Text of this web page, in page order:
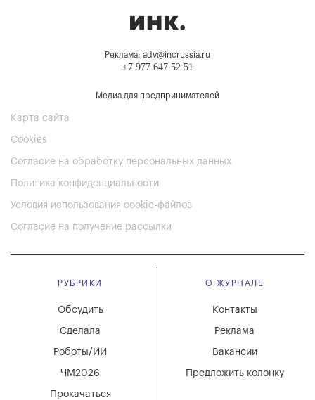
Реклама: adv@incrussia.ru
+7 977 647 52 51
Медиа для предпринимателей
Карта сайта
Cookies
Согласие на обработку персональных данных
Политика конфиденциальности
Условия использования cookie-файлов
Согласие на получение рассылки
РУБРИКИ
Обсудить
Сделала
Роботы/ИИ
ЧМ2026
Прокачаться
О ЖУРНАЛЕ
Вакансии
Реклама
Контакты
Предложить колонку